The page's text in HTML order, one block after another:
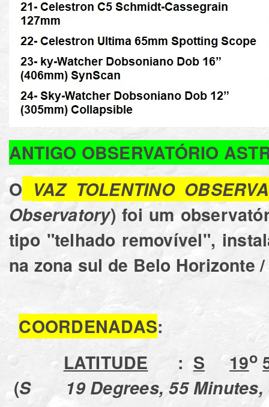
ANTIGO OBSERVATÓRIO
O VAZ TOLENTINO
Observatory) foi um
tipo "telhado removível",
na zona sul de Belo Horizonte /
COORDENADAS:
LATITUDE : S 19o
(S 19 Degrees, 55 Minutes,